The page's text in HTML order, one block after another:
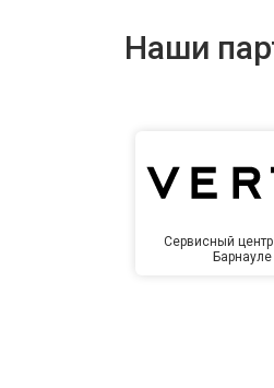
Наши
Сервисный
Барнауле